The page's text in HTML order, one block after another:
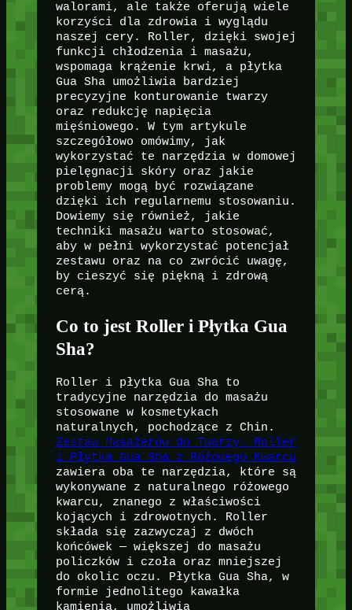
walorami, ale także oferują wiele
korzyści dla zdrowia i wyglądu
naszej cery. Roller, dzięki swojej
funkcji chłodzenia i masażu,
wspomaga krążenie krwi, a płytka
Gua Sha umożliwia bardziej
precyzyjne konturowanie twarzy
oraz redukcję napięcia
mięśniowego. W tym artykule
szczegółowo omówimy, jak
wykorzystać te narzędzia w domowej
pielęgnacji skóry oraz jakie
problemy mogą być rozwiązane
dzięki ich regularnemu stosowaniu.
Dowiemy się również, jakie
techniki masażu warto stosować,
aby w pełni wykorzystać potencjał
zestawu oraz na co zwrócić uwagę,
by cieszyć się piękną i zdrową
cerą.
Co to jest Roller i Płytka Gua
Sha?
Roller i płytka Gua Sha to
tradycyjne narzędzia do masażu
stosowane w kosmetykach
naturalnych, pochodzące z Chin.
Zestaw Masażerów do Twarzy: Roller
i Płytka Gua Sha z Różowego Kwarcu
zawiera oba te narzędzia, które są
wykonywane z naturalnego różowego
kwarcu, znanego z właściwości
kojących i zdrowotnych. Roller
składa się zazwyczaj z dwóch
końcówek — większej do masażu
policzków i czoła oraz mniejszej
do okolic oczu. Płytka Gua Sha, w
formie jednolitego kawałka
kamienia, umożliwia